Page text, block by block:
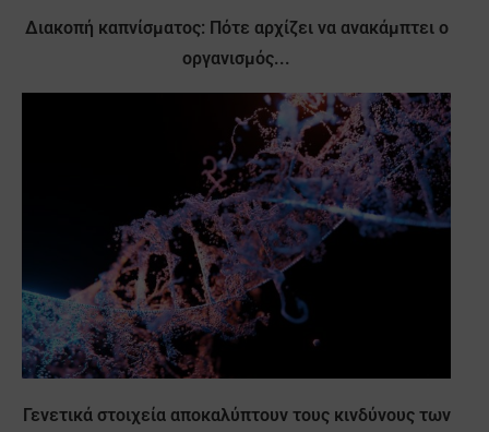
Διακοπή καπνίσματος: Πότε αρχίζει να ανακάμπτει ο
οργανισμός...
Γενετικά στοιχεία αποκαλύπτουν τους κινδύνους των